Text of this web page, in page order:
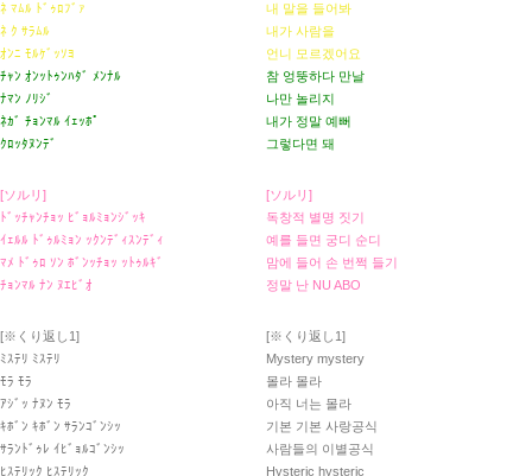
ﾈ ﾏﾑﾙ ﾄﾞｩﾛﾌﾞｧ
ﾈ ｸ ｻﾗﾑﾙ
ｵﾝﾆ ﾓﾙｹﾞｯｿﾖ
ﾁｬﾝ ｵﾝｯﾄｩﾝﾊﾀﾞ ﾒﾝﾅﾙ
ﾅﾏﾝ ﾉﾘｼﾞ
ﾈｶﾞ ﾁｮﾝﾏﾙ ｲｪｯﾎﾟ
ｸﾛｯﾀﾇﾝﾃﾞ
[ソルリ]
ﾄﾞｯﾁｬﾝﾁｮｯ ﾋﾞｮﾙﾐｮﾝｼﾞｯｷ
ｲｪﾙﾙ ﾄﾞｩﾙﾐｮﾝ ｯｸﾝﾃﾞｨｽﾝﾃﾞｨ
ﾏﾒ ﾄﾞｩﾛ ｿﾝ ﾎﾞﾝｯﾁｮｯ ｯﾄｩﾙｷﾞ
ﾁｮﾝﾏﾙ ﾅﾝ ﾇｴﾋﾞｵ
[※くり返し1]
ﾐｽﾃﾘ ﾐｽﾃﾘ
ﾓﾗ ﾓﾗ
ｱｼﾞｯ ﾅﾇﾝ ﾓﾗ
ｷﾎﾞﾝ ｷﾎﾞﾝ ｻﾗﾝｺﾞﾝｼｯ
ｻﾗﾝﾄﾞｩﾚ ｲﾋﾞｮﾙｺﾞﾝｼｯ
ﾋｽﾃﾘｯｸ ﾋｽﾃﾘｯｸ
내 말을 들어봐
내가 사람을
언니 모르겠어요
참 엉뚱하다 만날
나만 놀리지
내가 정말 예뻐
그렇다면 돼
[ソルリ]
독창적 별명 짓기
예를 들면 궁디 순디
맘에 들어 손 번쩍 들기
정말 난 NU ABO
[※くり返し1]
Mystery mystery
몰라 몰라
아직 너는 몰라
기본 기본 사랑공식
사람들의 이별공식
Hysteric hysteric